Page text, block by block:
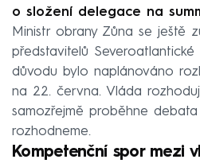
o složení delegace na
Ministr obrany Zůna se ještě
představitelů
důvodu bylo naplánováno
na 22. června. Vláda
samozřejmě proběhne
rozhodneme.
Kompetenční spor mezi